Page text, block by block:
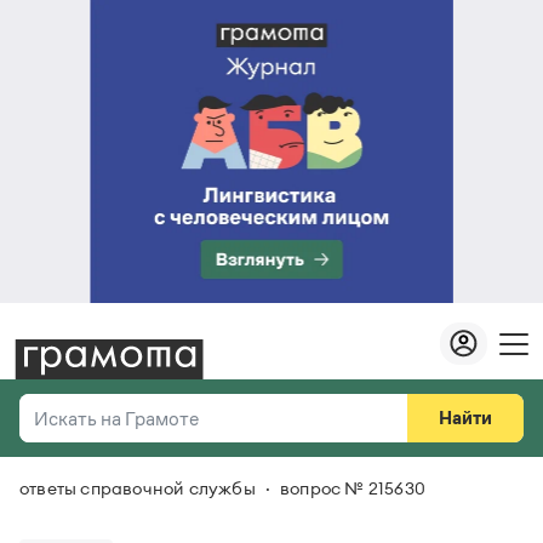
Искать на Грамоте
Справочная служба
Найти
Везде
ответы справочной службы вопрос № 215630